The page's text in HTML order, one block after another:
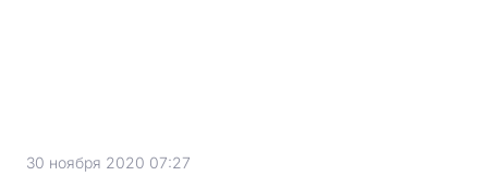
30 ноября 2020 07:27